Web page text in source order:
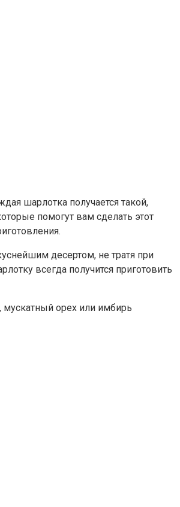
шарлотка получается такой,
помогут вам сделать этот
десертом, не тратя при
всегда получится приготовить
орех или имбирь